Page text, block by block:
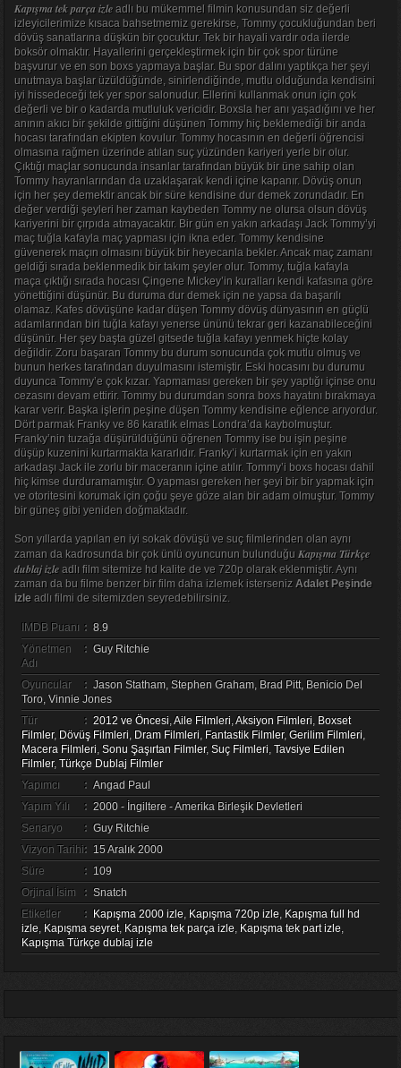
Kapışma tek parça izleadlı bu mükemmel filmin konusundan siz değerli
izleyicilerimize kısaca bahsetmemiz gerekirse, Tommy çocukluğundan beri
dövüş sanatlarına düşkün bir çocuktur. Tek bir hayali vardır oda ilerde
boksör olmaktır. Hayallerini gerçekleştirmek için bir çok spor türüne
başvurur ve en son boxs yapmaya başlar. Bu spor dalını yaptıkça her şeyi
unutmaya başlar üzüldüğünde, sinirlendiğinde, mutlu olduğunda kendisini
iyi hissedeceği tek yer spor salonudur. Ellerini kullanmak onun için çok
değerli ve bir o kadarda mutluluk vericidir. Boxsla her anı yaşadığını ve her
anının akıcı bir şekilde gittiğini düşünen Tommy hiç beklemediği bir anda
hocası tarafından ekipten kovulur. Tommy hocasının en değerli öğrencisi
olmasına rağmen üzerinde atılan suç yüzünden kariyeri yerle bir olur.
Çıktığı maçlar sonucunda insanlar tarafından büyük bir üne sahip olan
Tommy hayranlarından da uzaklaşarak kendi içine kapanır. Dövüş onun
için her şey demektir ancak bir süre kendisine dur demek zorundadır. En
değer verdiği şeyleri her zaman kaybeden Tommy ne olursa olsun dövüş
kariyerini bir çırpıda atmayacaktır. Bir gün en yakın arkadaşı Jack Tommy’yi
maç tuğla kafayla maç yapması için ikna eder. Tommy kendisine
güvenerek maçın olmasını büyük bir heyecanla bekler. Ancak maç zamanı
geldiği sırada beklenmedik bir takım şeyler olur. Tommy, tuğla kafayla
maça çıktığı sırada hocası Çingene Mickey’in kuralları kendi kafasına göre
yönettiğini düşünür. Bu duruma dur demek için ne yapsa da başarılı
olamaz. Kafes dövüşüne kadar düşen Tommy dövüş dünyasının en güçlü
adamlarından biri tuğla kafayı yenerse ününü tekrar geri kazanabileceğini
düşünür. Her şey başta güzel gitsede tuğla kafayı yenmek hiçte kolay
değildir. Zoru başaran Tommy bu durum sonucunda çok mutlu olmuş ve
bunun herkes tarafından duyulmasını istemiştir. Eski hocasını bu durumu
duyunca Tommy’e çok kızar. Yapmaması gereken bir şey yaptığı içinse onu
cezasını devam ettirir. Tommy bu durumdan sonra boxs hayatını bırakmaya
karar verir. Başka işlerin peşine düşen Tommy kendisine eğlence arıyordur.
Dört parmak Franky ve 86 karatlık elmas Londra’da kaybolmuştur.
Franky’nin tuzağa düşürüldüğünü öğrenen Tommy ise bu işin peşine
düşüp kuzenini kurtarmakta kararlıdır. Franky’i kurtarmak için en yakın
arkadaşı Jack ile zorlu bir maceranın içine atılır. Tommy’i boxs hocası dahil
hiç kimse durduramamıştır. O yapması gereken her şeyi bir bir yapmak için
ve otoritesini korumak için çoğu şeye göze alan bir adam olmuştur. Tommy
bir güneş gibi yeniden doğmaktadır.
Son yıllarda yapılan en iyi sokak dövüşü ve suç filmlerinden olan aynı
zaman da kadrosunda bir çok ünlü oyuncunun bulunduğu Kapışma Türkçe
dublaj izleadlı film sitemize hd kalite de ve 720p olarak eklenmiştir. Aynı
zaman da bu filme benzer bir film daha izlemek isterseniz Adalet Peşinde
izleadlı filmi de sitemizden seyredebilirsiniz.
IMDB Puanı : 8.9
Yönetmen
Adı
: Guy Ritchie
Oyuncular : Jason Statham, Stephen Graham, Brad Pitt, Benicio Del
Toro, Vinnie Jones
Tür
: 2012 ve Öncesi,Aile Filmleri,Aksiyon Filmleri, Boxset
Filmler, Dövüş Filmleri, Dram Filmleri, Fantastik Filmler, Gerilim Filmleri,
Macera Filmleri, Sonu Şaşırtan Filmler, Suç Filmleri, Tavsiye Edilen
Filmler, Türkçe Dublaj Filmler
Yapımcı
: Angad Paul
Yapım Yılı
: 2000 - İngiltere - Amerika Birleşik Devletleri
Senaryo
: Guy Ritchie
Vizyon Tarihi: 15 Aralık 2000
Süre
: 109
Orjinal İsim
: Snatch
Etiketler
: Kapışma 2000 izle, Kapışma 720p izle, Kapışma full hd
izle, Kapışma seyret, Kapışma tek parça izle, Kapışma tek part izle,
Kapışma Türkçe dublaj izle